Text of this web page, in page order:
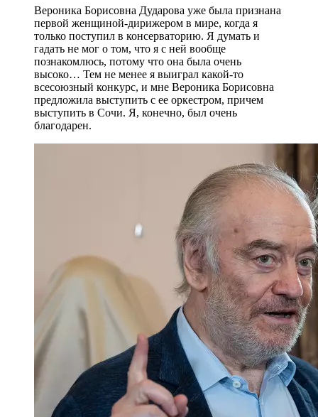
Вероника Борисовна Дударова уже была признана
первой женщиной-дирижером в мире, когда я
только поступил в консерваторию. Я думать и
гадать не мог о том, что я с ней вообще
познакомлюсь, потому что она была очень
высоко… Тем не менее я выиграл какой-то
всесоюзный конкурс, и мне Вероника Борисовна
предложила выступить с ее оркестром, причем
выступить в Сочи. Я, конечно, был очень
благодарен.